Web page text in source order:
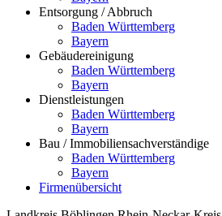
Entsorgung / Abbruch
Baden Württemberg
Bayern
Gebäudereinigung
Baden Württemberg
Bayern
Dienstleistungen
Baden Württemberg
Bayern
Bau / Immobiliensachverständige
Baden Württemberg
Bayern
Firmenübersicht